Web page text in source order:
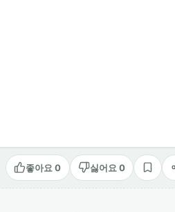
좋아요 0 싫어요 0
스크랩